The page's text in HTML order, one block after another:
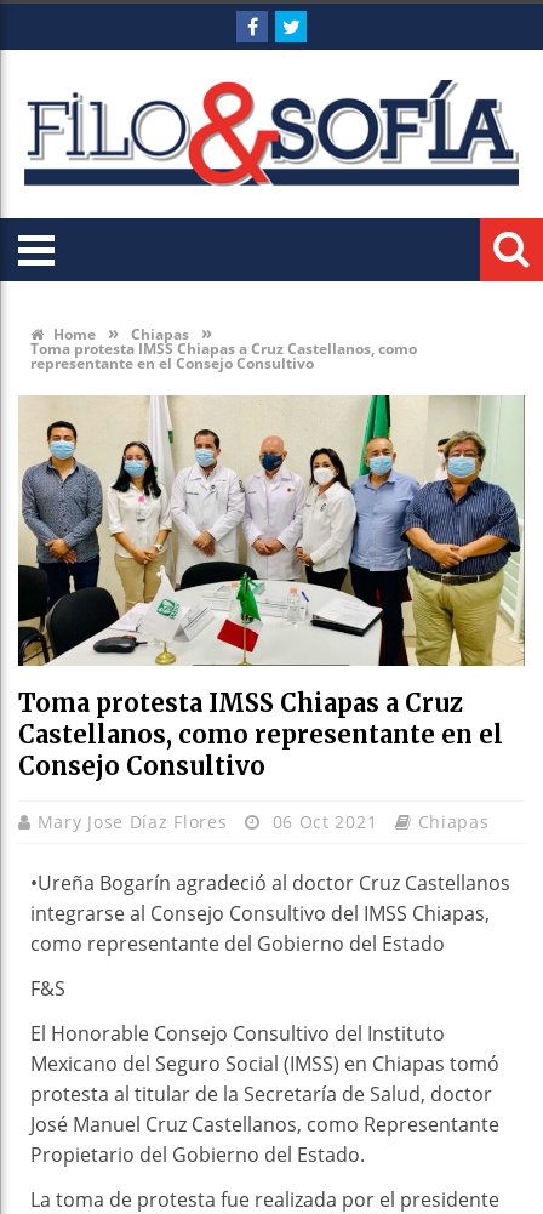
Home » Chiapas »
Toma protesta IMSS Chiapas a Cruz Castellanos, como
representante en el Consejo Consultivo
Toma protesta IMSS Chiapas a Cruz
Castellanos, como representante en el
Consejo Consultivo
Mary Jose Díaz Flores 06 Oct 2021 Chiapas
•Ureña Bogarín agradeció al doctor Cruz Castellanos
integrarse al Consejo Consultivo del IMSS Chiapas,
como representante del Gobierno del Estado
F&S
El Honorable Consejo Consultivo del Instituto
Mexicano del Seguro Social (IMSS) en Chiapas tomó
protesta al titular de la Secretaría de Salud, doctor
José Manuel Cruz Castellanos, como Representante
Propietario del Gobierno del Estado.
La toma de protesta fue realizada por el presidente